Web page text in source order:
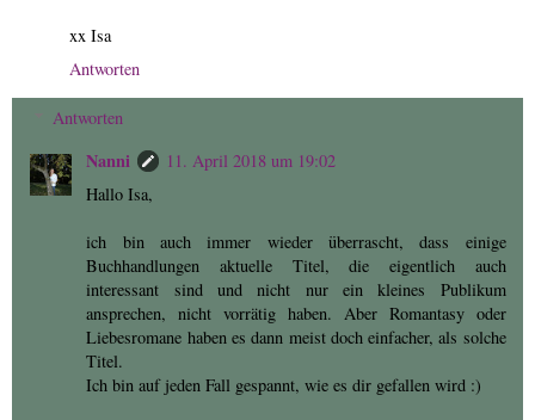
xx Isa
Antworten
Antworten
Nanni
11. April 2018 um 19:02
Hallo Isa,
ich bin auch immer wieder überrascht, dass einige
Buchhandlungen aktuelle Titel, die eigentlich auch
interessant sind und nicht nur ein kleines Publikum
ansprechen, nicht vorrätig haben. Aber Romantasy oder
Liebesromane haben es dann meist doch einfacher, als solche
Titel.
Ich bin auf jeden Fall gespannt, wie es dir gefallen wird :)